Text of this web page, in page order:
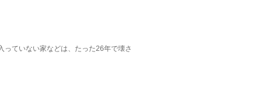
っていない家などは、たった26年で壊さ